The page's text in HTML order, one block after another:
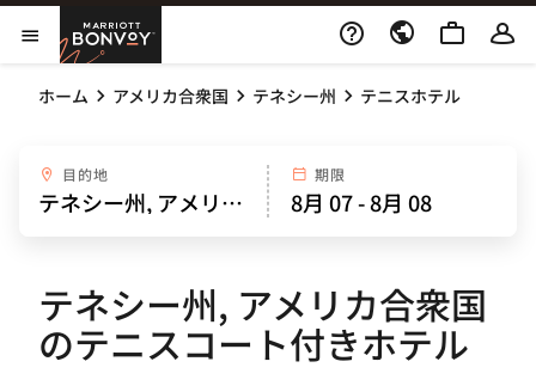
Skip to Content
メニューを開く
Marriott Bonvoy
ホーム アメリカ合衆国 テネシー州 テニスホテル
目的地 期限
テネシー州, アメリカ合衆国
のテニスコート付きホテル